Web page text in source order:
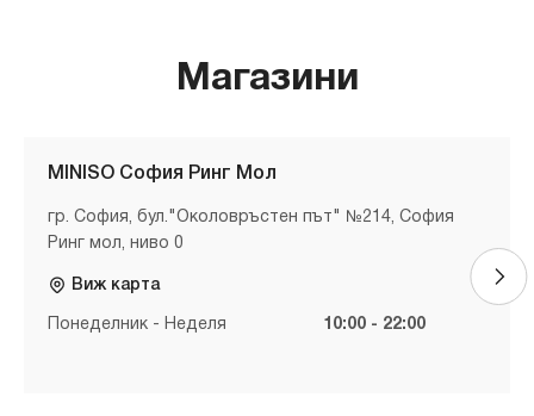
Магазини
MINISO София Ринг Мол
гр. София, бул."Околовръстен път" №214, София
Ринг мол, ниво 0
Виж карта
Понеделник - Неделя 10:00 - 22:00